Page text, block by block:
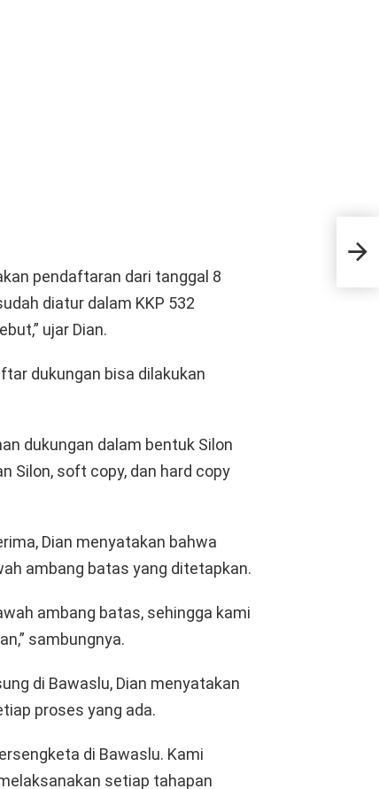
pendaftaran dari tanggal 8
diatur dalam KKP 532
ujar Dian.
dukungan bisa dilakukan
dukungan dalam bentuk Silon
Silon, soft copy, dan hard copy
Dian menyatakan bahwa
ambang batas yang ditetapkan.
ambang batas, sehingga kami
sambungnya.
di Bawaslu, Dian menyatakan
proses yang ada.
di Bawaslu. Kami
setiap tahapan